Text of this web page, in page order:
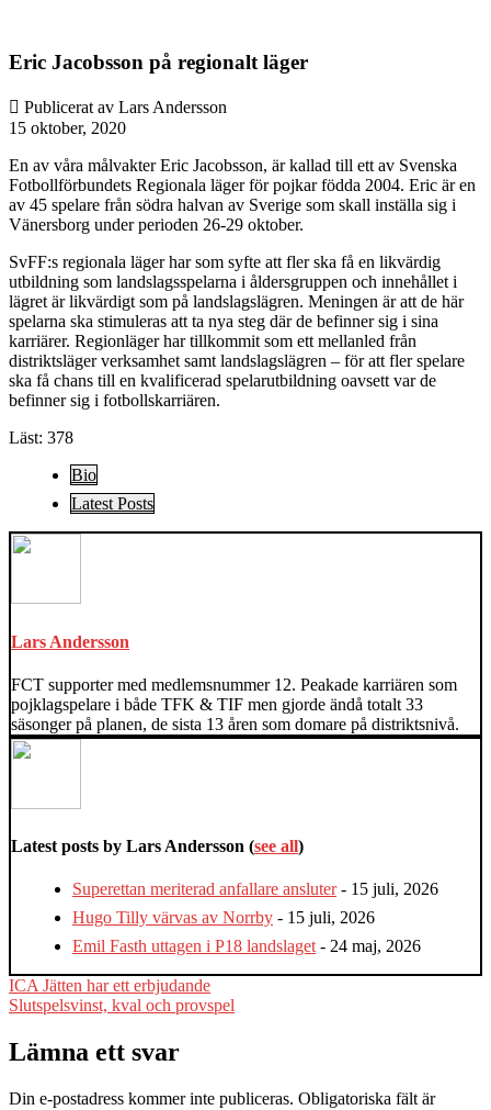
Eric Jacobsson på regionalt läger
Publicerat av Lars Andersson
15 oktober, 2020
En av våra målvakter Eric Jacobsson, är kallad till ett av Svenska
Fotbollförbundets Regionala läger för pojkar födda 2004. Eric är en
av 45 spelare från södra halvan av Sverige som skall inställa sig i
Vänersborg under perioden 26-29 oktober.
SvFF:s regionala läger har som syfte att fler ska få en likvärdig
utbildning som landslagsspelarna i åldersgruppen och innehållet i
lägret är likvärdigt som på landslagslägren. Meningen är att de här
spelarna ska stimuleras att ta nya steg där de befinner sig i sina
karriärer. Regionläger har tillkommit som ett mellanled från
distriktsläger verksamhet samt landslagslägren – för att fler spelare
ska få chans till en kvalificerad spelarutbildning oavsett var de
befinner sig i fotbollskarriären.
Läst: 378
following
tabs
change
Bio
Latest Posts
Lars Andersson
FCT supporter med medlemsnummer 12. Peakade karriären som
pojklagspelare i både TFK & TIF men gjorde ändå totalt 33
säsonger på planen, de sista 13 åren som domare på distriktsnivå.
Latest posts by Lars Andersson (see all)
Superettan meriterad anfallare ansluter- 15 juli, 2026
Hugo Tilly värvas av Norrby - 15 juli, 2026
Emil Fasth uttagen i P18 landslaget - 24 maj, 2026
Inläggsnavigering
ICA Jätten har ett erbjudande
Slutspelsvinst, kval och provspel
Lämna ett svar
Din e-postadress kommer inte publiceras. Obligatoriska fält är